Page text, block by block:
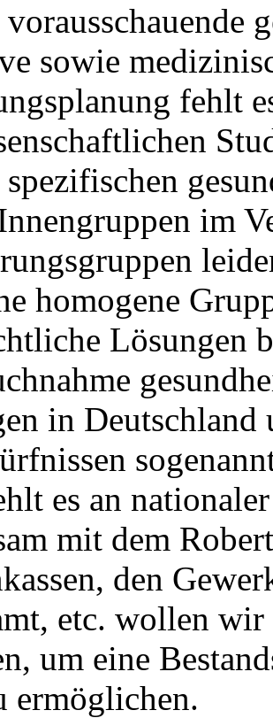
sowie
fehlt
im
homogene
Lösungen
in
es an
mit dem
den
etc. wollen
um eine
ermöglichen.